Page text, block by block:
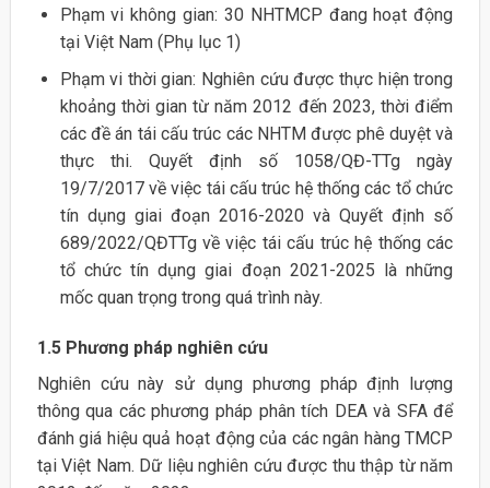
Phạm vi không gian: 30 NHTMCP đang hoạt động
tại Việt Nam (Phụ lục 1)
Phạm vi thời gian: Nghiên cứu được thực hiện trong
khoảng thời gian từ năm 2012 đến 2023, thời điểm
các đề án tái cấu trúc các NHTM được phê duyệt và
thực thi. Quyết định số 1058/QĐ-TTg ngày
19/7/2017 về việc tái cấu trúc hệ thống các tổ chức
tín dụng giai đoạn 2016-2020 và Quyết định số
689/2022/QĐTTg về việc tái cấu trúc hệ thống các
tổ chức tín dụng giai đoạn 2021-2025 là những
mốc quan trọng trong quá trình này.
1.5 Phương pháp nghiên cứu
Nghiên cứu này sử dụng phương pháp định lượng
thông qua các phương pháp phân tích DEA và SFA để
đánh giá hiệu quả hoạt động của các ngân hàng TMCP
tại Việt Nam. Dữ liệu nghiên cứu được thu thập từ năm